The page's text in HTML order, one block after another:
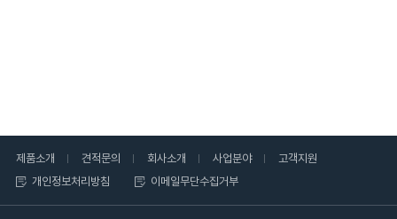
제품소개 견적문의 회사소개 사업분야
고객지원
개인정보처리방침
이메일무단수집거부